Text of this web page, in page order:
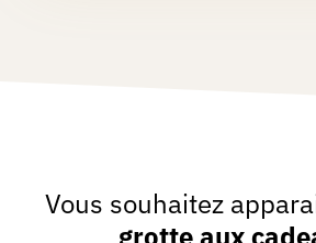
Vous souhaitez